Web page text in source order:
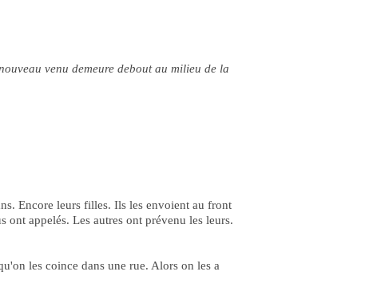
venu demeure debout au milieu de la
Encore leurs filles. Ils les envoient au front
ont appelés. Les autres ont prévenu les leurs.
les coince dans une rue. Alors on les a